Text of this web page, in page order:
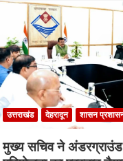
उत्तराखंड देहरादून शासन
मुख्य सचिव ने अंडरग्राउंड